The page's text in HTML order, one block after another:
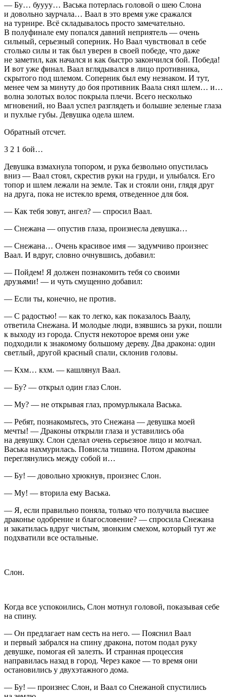
— Бу… буууу… Васька потерлась головой о шею Слона
и довольно заурчала… Ваал в это время уже сражался
на турнире. Всё складывалось просто замечательно.
В полуфинале ему попался давний неприятель — очень
сильный, серьезный соперник. Но Ваал чувствовал в себе
столько силы и так был уверен в своей победе, что даже
не заметил, как начался и как быстро закончился бой. Победа!
И вот уже финал. Ваал вглядывался в лицо противника,
скрытого под шлемом. Соперник был ему незнаком. И тут,
менее чем за минуту до боя противник Ваала снял шлем… и…
волна золотых волос покрыла плечи. Всего несколько
мгновений, но Ваал успел разглядеть и большие зеленые глаза
и пухлые губы. Девушка одела шлем.
Обратный отсчет.
3 2 1 бой…
Девушка взмахнула топором, и рука безвольно опустилась
вниз — Ваал стоял, скрестив руки на груди, и улыбался. Его
топор и шлем лежали на земле. Так и стояли они, глядя друг
на друга, пока не истекло время, отведенное для боя.
— Как тебя зовут, ангел? — спросил Ваал.
— Снежана — опустив глаза, произнесла девушка…
— Снежана… Очень красивое имя — задумчиво произнес
Ваал. И вдруг, словно очнувшись, добавил:
— Пойдем! Я должен познакомить тебя со своими
друзьями! — и чуть смущенно добавил:
— Если ты, конечно, не против.
— С радостью! — как то легко, как показалось Ваалу,
ответила Снежана. И молодые люди, взявшись за руки, пошли
к выходу из города. Спустя некоторое время они уже
подходили к знакомому большому дереву. Два дракона: один
светлый, другой красный спали, склонив головы.
— Кхм… кхм. — кашлянул Ваал.
— Бу? — открыл один глаз Слон.
— Му? — не открывая глаз, промурлыкала Васька.
— Ребят, познакомьтесь, это Снежана — девушка моей
мечты! — Драконы открыли глаза и уставились оба
на девушку. Слон сделал очень серьезное лицо и молчал.
Васька нахмурилась. Повисла тишина. Потом драконы
переглянулись между собой и…
— Бу! — довольно хрюкнув, произнес Слон.
— Му! — вторила ему Васька.
— Я, если правильно поняла, только что получила высшее
драконье одобрение и благословение? — спросила Снежана
и закатилась вдруг чистым, звонким смехом, который тут же
подхватили все остальные.
Слон.
Когда все успокоились, Слон мотнул головой, показывая себе
на спину.
— Он предлагает нам сесть на него. — Пояснил Ваал
и первый забрался на спину дракона, потом подал руку
девушке, помогая ей залезть. И странная процессия
направилась назад в город. Через какое — то время они
остановились у двухэтажного дома.
— Бу! — произнес Слон, и Ваал со Снежаной спустились